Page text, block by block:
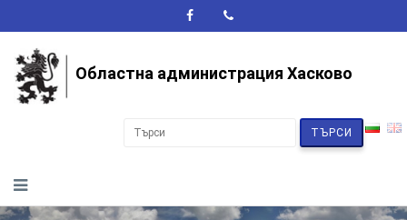
Областна администрация Хасково
ТЪРСИ